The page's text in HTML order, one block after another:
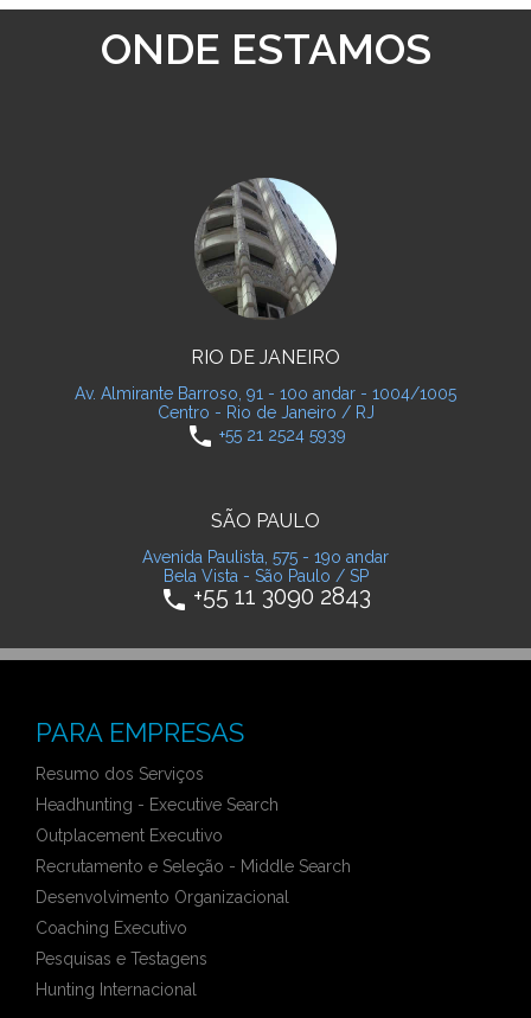
ONDE ESTAMOS
RIO DE JANEIRO
Av. Almirante Barroso, 91 - 10o andar - 1004/1005
Centro - Rio de Janeiro / RJ
phone +55 21 2524 5939
SÃO PAULO
Avenida Paulista, 575 - 19o andar
Bela Vista - São Paulo / SP
phone +55 11 3090 2843
PARA EMPRESAS
Resumo dos Serviços
Headhunting - Executive Search
Outplacement Executivo
Recrutamento e Seleção - Middle Search
Desenvolvimento Organizacional
Coaching Executivo
Pesquisas e Testagens
Hunting Internacional